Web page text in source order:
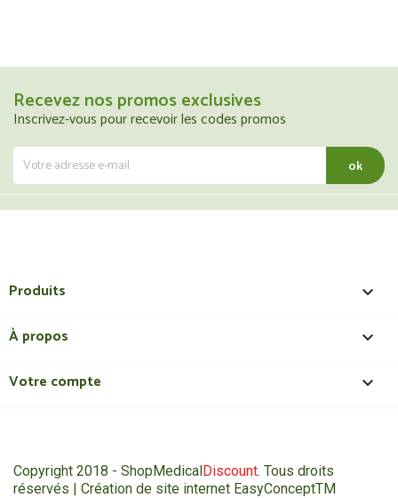
Recevez nos promos exclusives
Inscrivez-vous pour recevoir les codes promos
Produits 
À propos 
Votre compte 
Copyright 2018 - ShopMedicalDiscount. Tous droits
réservés | Création de site internet EasyConceptTM